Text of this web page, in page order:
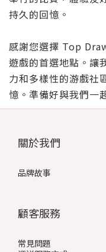
持久的回憶。
感謝您選擇 Top
遊戲的首選地點。讓
力和多樣性的游戲社
憶。準備好與我們一
關於我們
品牌故事
顧客服務
常見問題